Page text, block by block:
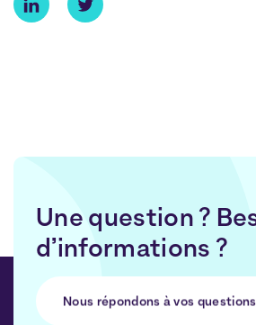
Une question ?
d’informations ?
Nous répondons à vos questions